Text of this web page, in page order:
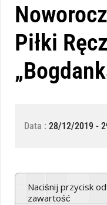
Piłki
Data : 28/12/2019 -
Naciśnij przycisk odtwarzania, aby odsłuchać tę
zawartość